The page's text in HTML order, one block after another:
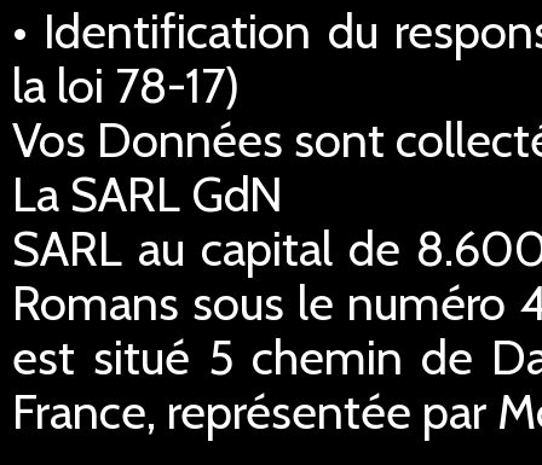
• Identification du
la loi 78-17)
Vos Données sont
La SARL GdN
SARL au capital de
Romans sous le numéro
est situé 5 chemin de
France, représentée par